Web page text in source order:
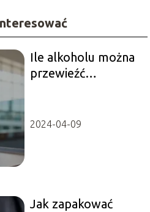
Ile alkoholu można
przewieźć
2024-04-09
Jak zapakować